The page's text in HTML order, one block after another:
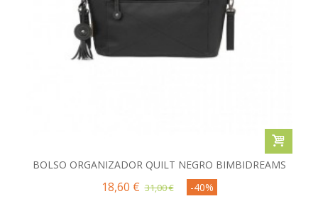
BOLSO ORGANIZADOR QUILT NEGRO BIMBIDREAMS
18,60 € 31,00 € -40%